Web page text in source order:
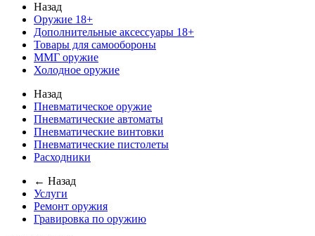
Назад
Оружие 18+
Дополнительные аксессуары 18+
Товары для самообороны
ММГ оружие
Холодное оружие
Назад
Пневматическое оружие
Пневматические автоматы
Пневматические винтовки
Пневматические пистолеты
Расходники
← Назад
Услуги
Ремонт оружия
Гравировка по оружию